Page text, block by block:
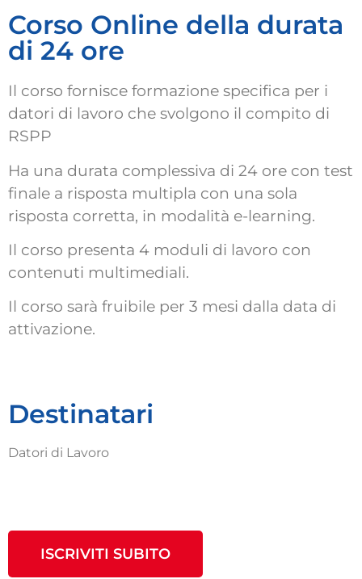
Corso Online della durata
di 24 ore
Il corso fornisce formazione specifica per i
datori di lavoro che svolgono il compito di
RSPP
Ha una durata complessiva di 24 ore con test
finale a risposta multipla con una sola
risposta corretta, in modalità e-learning.
Il corso presenta 4 moduli di lavoro con
contenuti multimediali.
Il corso sarà fruibile per 3 mesi dalla data di
attivazione.
Destinatari
Datori di Lavoro
ISCRIVITI SUBITO